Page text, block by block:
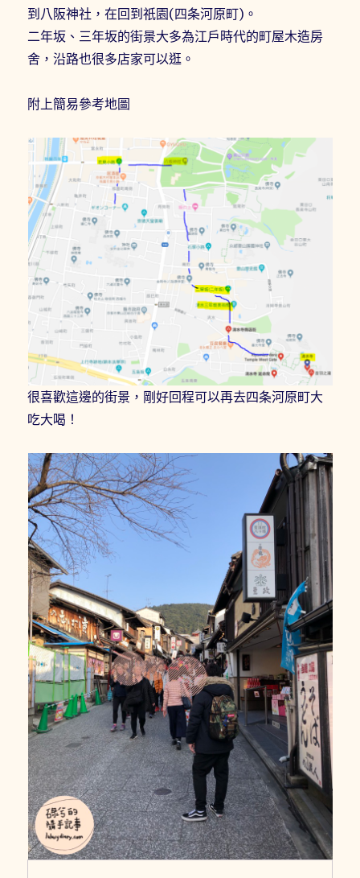
到八阪神社，在回到祇園(四条河原町)。
二年坂、三年坂的街景大多為江戶時代的町屋木造房
舍，沿路也很多店家可以逛。
附上簡易參考地圖
很喜歡這邊的街景，剛好回程可以再去四条河原町大
吃大喝！